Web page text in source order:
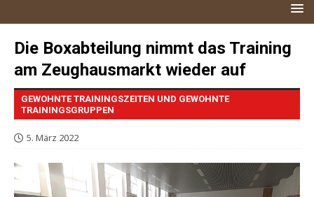
Die Boxabteilung nimmt das Training
am Zeughausmarkt wieder auf
GEWOHNTE TRAININGSZEITEN UND GEWOHNTE
TRAININGSGRUPPEN
5. März 2022